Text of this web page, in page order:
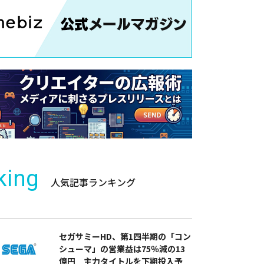
人気記事ランキング
セガサミーHD、第1四半期の「コン
シューマ」の営業益は75％減の13
億円 主力タイトルを下期投入予